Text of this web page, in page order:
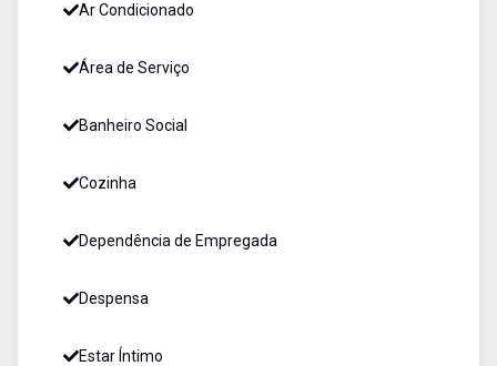
Ar Condicionado
Área de Serviço
Banheiro Social
Cozinha
Dependência de Empregada
Despensa
Estar Íntimo